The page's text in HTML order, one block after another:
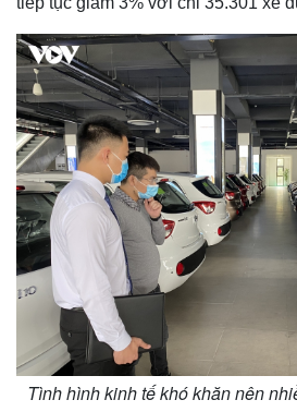
Tình hình kinh tế khó khăn nên